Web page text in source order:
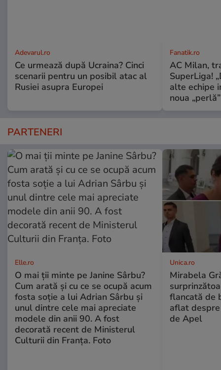
Adevarul.ro
Ce urmează după Ucraina? Cinci
scenarii pentru un posibil atac al
Rusiei asupra Europei
Fanatik.ro
AC Milan,
SuperLiga!
alte echipe
noua „perlă”
PARTENERI
Elle.ro
O mai ții minte pe Janine Sârbu?
Cum arată și cu ce se ocupă acum
fosta soție a lui Adrian Sârbu și
unul dintre cele mai apreciate
modele din anii 90. A fost
decorată recent de Ministerul
Culturii din Franța. Foto
Unica.ro
Mirabela
flancată de
aflat
de Apel